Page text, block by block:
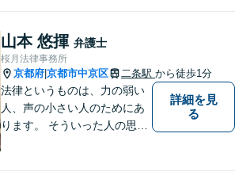
山本 悠揮 弁護士
桜月法律事務所
京都府 京都市中京区 二条駅 から徒歩1分
法律というものは、力の弱い
人、声の小さい人のためにあ
ります。 そういった人の思い
詳細を見
る